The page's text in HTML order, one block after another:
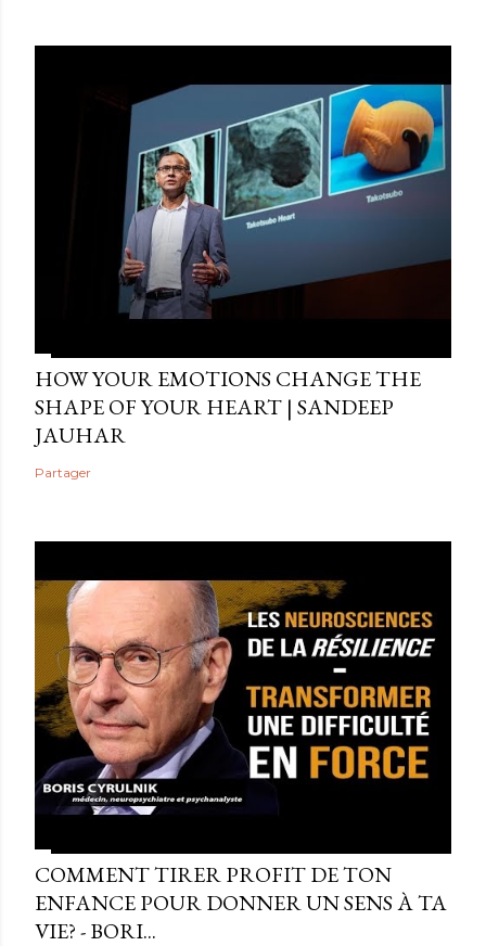
HOW YOUR EMOTIONS CHANGE THE
SHAPE OF YOUR HEART | SANDEEP
JAUHAR
Partager
COMMENT TIRER PROFIT DE TON
ENFANCE POUR DONNER UN SENS À TA
VIE? - BORI...